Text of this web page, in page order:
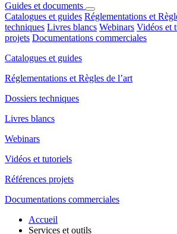
Guides et documents
Catalogues et guides Réglementations et
techniques Livres blancs Webinars Vidéos et
projets Documentations commerciales
Catalogues et guides
Réglementations et Règles de l’art
Dossiers techniques
Livres blancs
Webinars
Vidéos et tutoriels
Références projets
Documentations commerciales
Accueil
Services et outils